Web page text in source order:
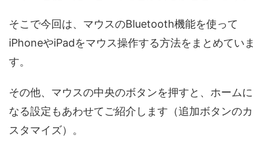
そこで今回は、マウスのBluetooth機能を使って
iPhoneやiPadをマウス操作する方法をまとめていま
す。
その他、マウスの中央のボタンを押すと、ホームに
なる設定もあわせてご紹介します（追加ボタンのカ
スタマイズ）。